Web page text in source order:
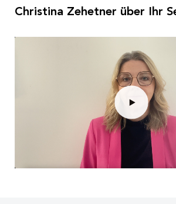
Christina Zehetner über Ihr